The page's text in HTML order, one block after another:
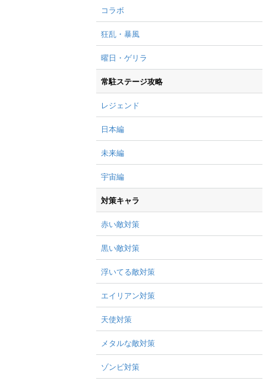
コラボ
狂乱・暴風
曜日・ゲリラ
常駐ステージ攻略
レジェンド
日本編
未来編
宇宙編
対策キャラ
赤い敵対策
黒い敵対策
浮いてる敵対策
エイリアン対策
天使対策
メタルな敵対策
ゾンビ対策